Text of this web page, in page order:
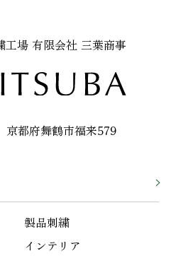
工場 有限会社 三葉商事
京都府舞鶴市福来579
製品刺繍
インテリア